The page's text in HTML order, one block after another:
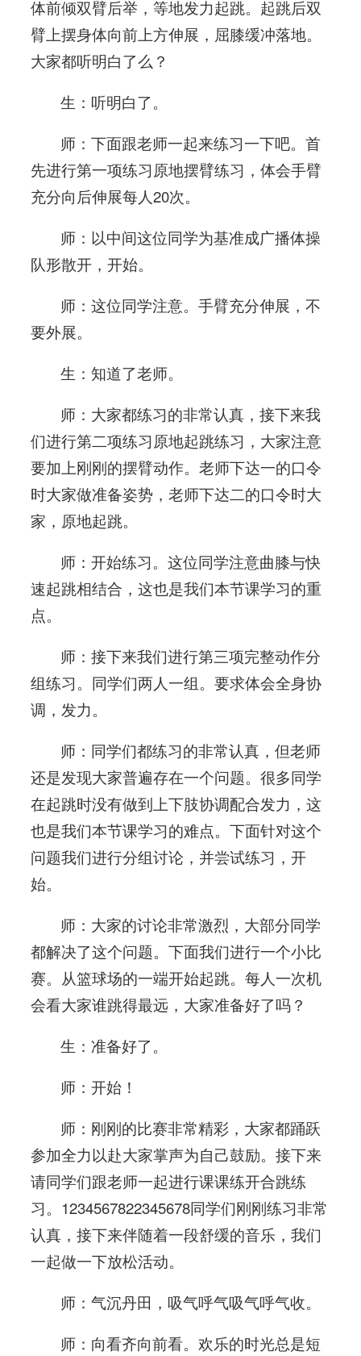
体前倾双臂后举，等地发力起跳。起跳后双
臂上摆身体向前上方伸展，屈膝缓冲落地。
大家都听明白了么？
生：听明白了。
师：下面跟老师一起来练习一下吧。首
先进行第一项练习原地摆臂练习，体会手臂
充分向后伸展每人20次。
师：以中间这位同学为基准成广播体操
队形散开，开始。
师：这位同学注意。手臂充分伸展，不
要外展。
生：知道了老师。
师：大家都练习的非常认真，接下来我
们进行第二项练习原地起跳练习，大家注意
要加上刚刚的摆臂动作。老师下达一的口令
时大家做准备姿势，老师下达二的口令时大
家，原地起跳。
师：开始练习。这位同学注意曲膝与快
速起跳相结合，这也是我们本节课学习的重
点。
师：接下来我们进行第三项完整动作分
组练习。同学们两人一组。要求体会全身协
调，发力。
师：同学们都练习的非常认真，但老师
还是发现大家普遍存在一个问题。很多同学
在起跳时没有做到上下肢协调配合发力，这
也是我们本节课学习的难点。下面针对这个
问题我们进行分组讨论，并尝试练习，开
始。
师：大家的讨论非常激烈，大部分同学
都解决了这个问题。下面我们进行一个小比
赛。从篮球场的一端开始起跳。每人一次机
会看大家谁跳得最远，大家准备好了吗？
生：准备好了。
师：开始！
师：刚刚的比赛非常精彩，大家都踊跃
参加全力以赴大家掌声为自己鼓励。接下来
请同学们跟老师一起进行课课练开合跳练
习。1234567822345678同学们刚刚练习非常
认真，接下来伴随着一段舒缓的音乐，我们
一起做一下放松活动。
师：气沉丹田，吸气呼气吸气呼气收。
师：向看齐向前看。欢乐的时光总是短